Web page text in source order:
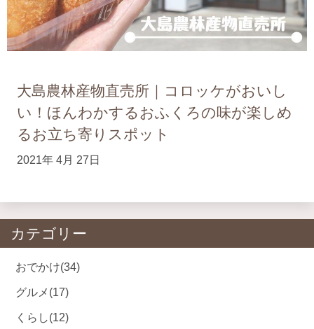
大島農林産物直売所｜コロッケがおいし
い！ほんわかするおふくろの味が楽しめ
るお立ち寄りスポット
2021年 4月 27日
カテゴリー
おでかけ(34)
グルメ (17)
くらし(12)